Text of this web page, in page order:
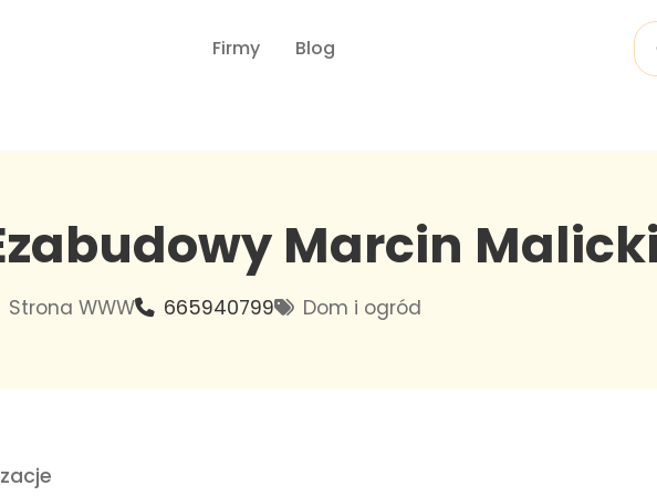
Firmy Blog
Marcin
Strona WWW 665940799 Dom i ogród